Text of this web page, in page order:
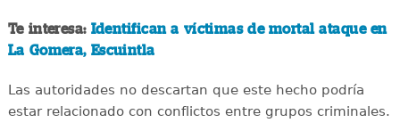
Te interesa: Identifican a víctimas de mortal ataque en
La Gomera, Escuintla
Las autoridades no descartan que este hecho podría
estar relacionado con conflictos entre grupos criminales.